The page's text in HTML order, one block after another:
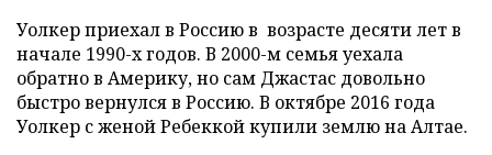
Уолкер приехал в Россию в возрасте десяти лет в
начале 1990-х годов. В 2000-м семья уехала
обратно в Америку, но сам Джастас довольно
быстро вернулся в Россию. В октябре 2016 года
Уолкер с женой Ребеккой купили землю на Алтае.